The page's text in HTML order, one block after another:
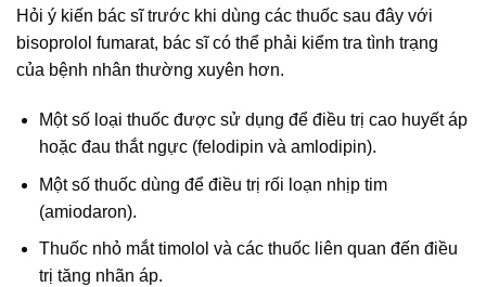
Hỏi ý kiến bác sĩ trước khi dùng các thuốc sau đây với
bisoprolol fumarat, bác sĩ có thể phải kiểm tra tình trạng
của bệnh nhân thường xuyên hơn.
Một số loại thuốc được sử dụng để điều trị cao huyết áp
hoặc đau thắt ngực (felodipin và amlodipin).
Một số thuốc dùng để điều trị rối loạn nhịp tim
(amiodaron).
Thuốc nhỏ mắt timolol và các thuốc liên quan đến điều
trị tăng nhãn áp.